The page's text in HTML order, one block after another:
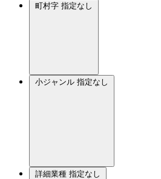
町村字 指定なし
小ジャンル 指定なし
詳細業種 指定なし